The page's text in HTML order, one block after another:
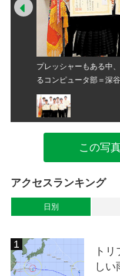
プレッシャーもある中
るコンピュータ部＝深
Prev
この写
アクセスランキング
日別
ト
し